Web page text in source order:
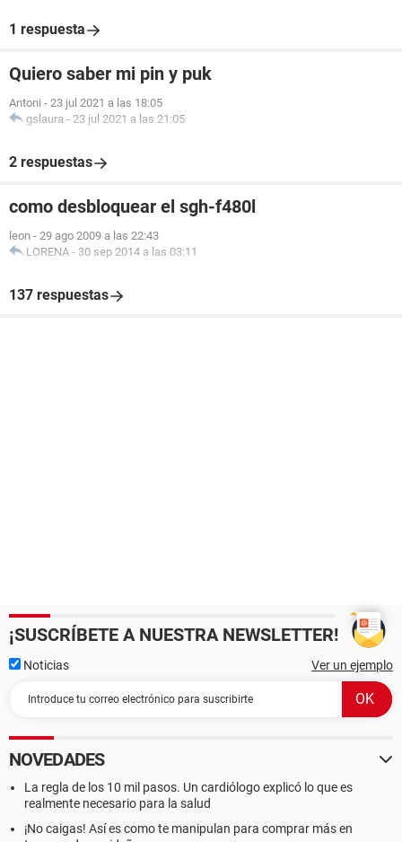
1 respuesta
Quiero saber mi pin y puk
Antoni - 23 jul 2021 a las 18:05
gslaura - 23 jul 2021 a las 21:05
2 respuestas
como desbloquear el sgh-f480l
leon - 29 ago 2009 a las 22:43
LORENA - 30 sep 2014 a las 03:11
137 respuestas
¡SUSCRÍBETE A NUESTRA NEWSLETTER!
Noticias Ver un ejemplo
NOVEDADES
La regla de los 10 mil pasos. Un cardiólogo explicó lo que es
realmente necesario para la salud
¡No caigas! Así es como te manipulan para comprar más en